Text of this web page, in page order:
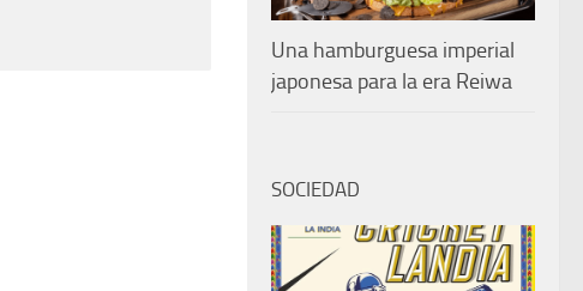
Una hamburguesa imperial
japonesa para la era Reiwa
SOCIEDAD